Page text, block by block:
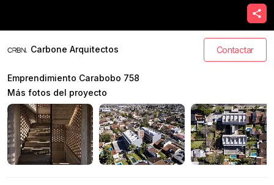
Carbone Arquitectos Contactar
Emprendimiento Carabobo 758
Más fotos del proyecto